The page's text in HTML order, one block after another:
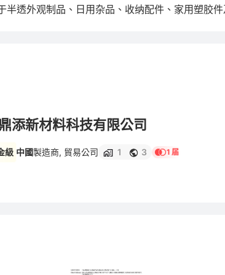
半透外观制品、日用杂品、收纳配件、家用塑胶
添新材料科技有限公司
級 中國製造商, 貿易公司 1 3 1 届